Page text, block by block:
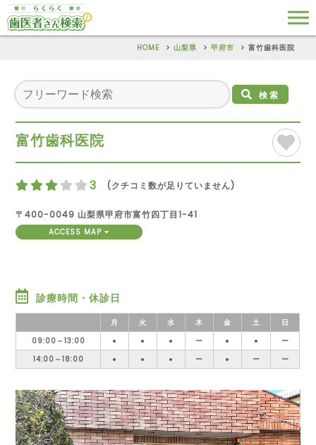
HOME 山梨県 甲府市 富竹歯科医院
検索
富竹歯科医院
3 (クチコミ数が足りていません)
〒400-0049 山梨県甲府市富竹四丁目1-41
ACCESS MAP
診療時間・休診日
月 火 水 木 金 土
日
09:00～13:00
● ● ● ー ● ●
ー
14:00～18:00
● ● ● ー ● ー ー